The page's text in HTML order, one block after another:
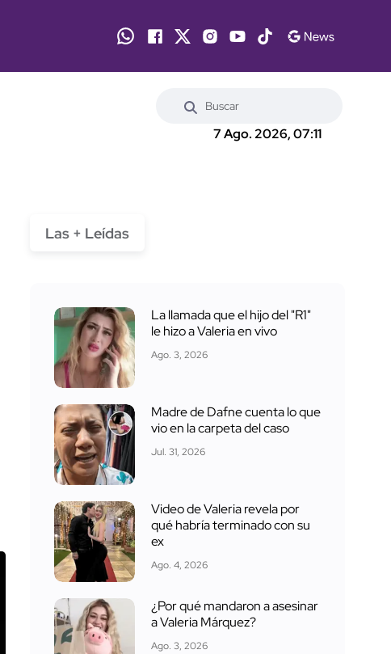
7 Ago. 2026, 07:11
Las + Leídas
La llamada que el hijo del "R1"
le hizo a Valeria en vivo
Ago. 3, 2026
Madre de Dafne cuenta lo que
vio en la carpeta del caso
Jul. 31, 2026
Video de Valeria revela por
qué habría terminado con su
ex
Ago. 4, 2026
¿Por qué mandaron a asesinar
a Valeria Márquez?
Ago. 3, 2026